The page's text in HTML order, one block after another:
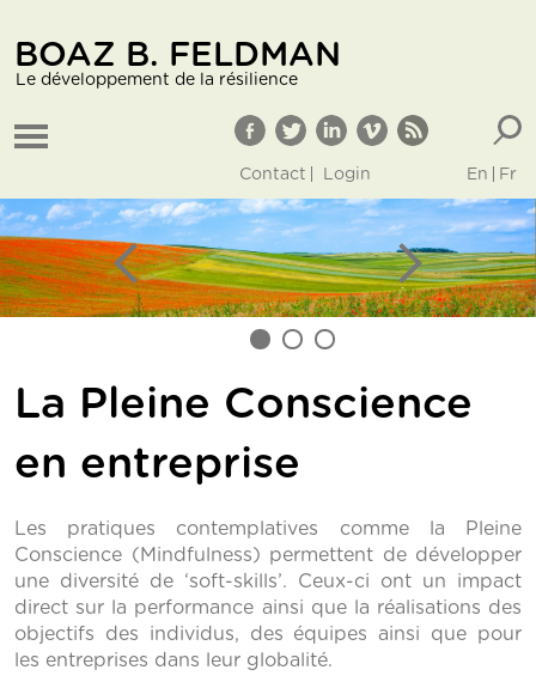
BOAZ B. FELDMAN
Le développement de la résilience
Contact Login En Fr
Previous Next
La Pleine Conscience
en entreprise
Les pratiques contemplatives comme la Pleine
Conscience (Mindfulness) permettent de développer
une diversité de ‘soft-skills’. Ceux-ci ont un impact
direct sur la performance ainsi que la réalisations des
objectifs des individus, des équipes ainsi que pour
les entreprises dans leur globalité.